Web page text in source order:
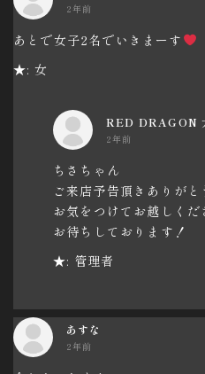
2年前
あとで女子2名でいきまーす
★: 女
RED DRAGON
2年前
ちさちゃん
ご来店予告頂きありがと
お気をつけてお越しくだ
お待ちしております！
★: 管理者
あすな
2年前